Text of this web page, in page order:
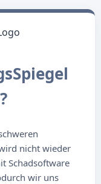
nicht wieder
Schadsoftware
wir uns